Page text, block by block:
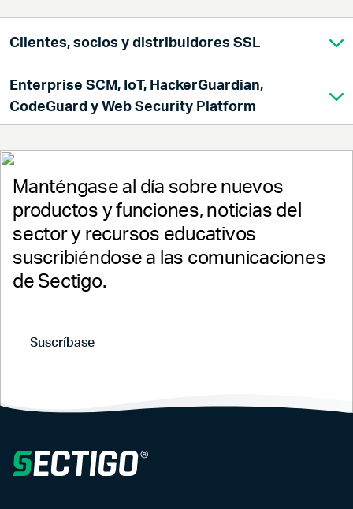
Clientes, socios y distribuidores SSL
Estados Unidos:
+18882666361
Resto del mundo:
+19147328446
Enterprise SCM, IoT, HackerGuardian,
CodeGuard y Web Security Platform
De lunes a viernes, 4:00–20:00 ET
Estados Unidos:
+18882562608
Resto del mundo:
+12097328446
Manténgase al día sobre nuevos
productos y funciones, noticias del
sector y recursos educativos
suscribiéndose a las comunicaciones
de Sectigo.
Suscríbase